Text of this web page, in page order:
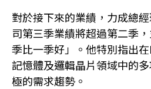
對於接下來的業績，力成總
司第三季業績將超過第二季
季比一季好」。他特別指出
記憶體及邏輯晶片領域中的
極的需求趨勢。